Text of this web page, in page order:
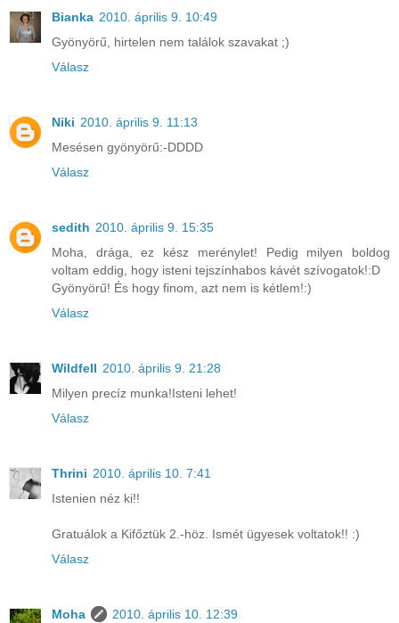
Bianka 2010. április 9. 10:49
Gyönyörű, hirtelen nem találok szavakat ;)
Válasz
Niki 2010. április 9. 11:13
Mesésen gyönyörű:-DDDD
Válasz
sedith 2010. április 9. 15:35
Moha, drága, ez kész merénylet! Pedig milyen boldog
voltam eddig, hogy isteni tejszínhabos kávét szívogatok!:D
Gyönyörű! És hogy finom, azt nem is kétlem!:)
Válasz
Wildfell 2010. április 9. 21:28
Milyen precíz munka!Isteni lehet!
Válasz
Thrini 2010. április 10. 7:41
Istenien néz ki!!
Gratuálok a Kifőztük 2.-höz. Ismét ügyesek voltatok!! :)
Válasz
Moha
2010. április 10. 12:39